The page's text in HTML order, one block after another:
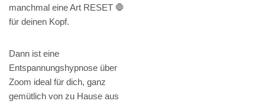
manchmal eine Art RESET 🛑
für deinen Kopf.
Dann ist eine
Entspannungshypnose über
Zoom ideal für dich, ganz
gemütlich von zu Hause aus